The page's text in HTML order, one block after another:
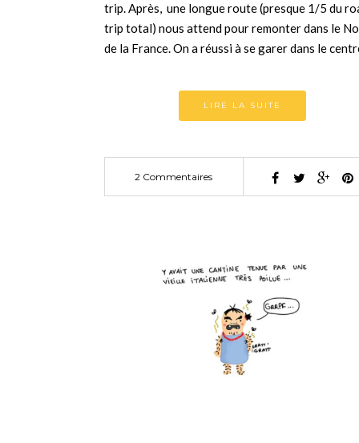
trip. Après, une longue route (presque 1/5 du
trip total) nous attend pour remonter dans le
de la France. On a réussi à se garer dans le
LIRE LA SUITE
2 Commentaires